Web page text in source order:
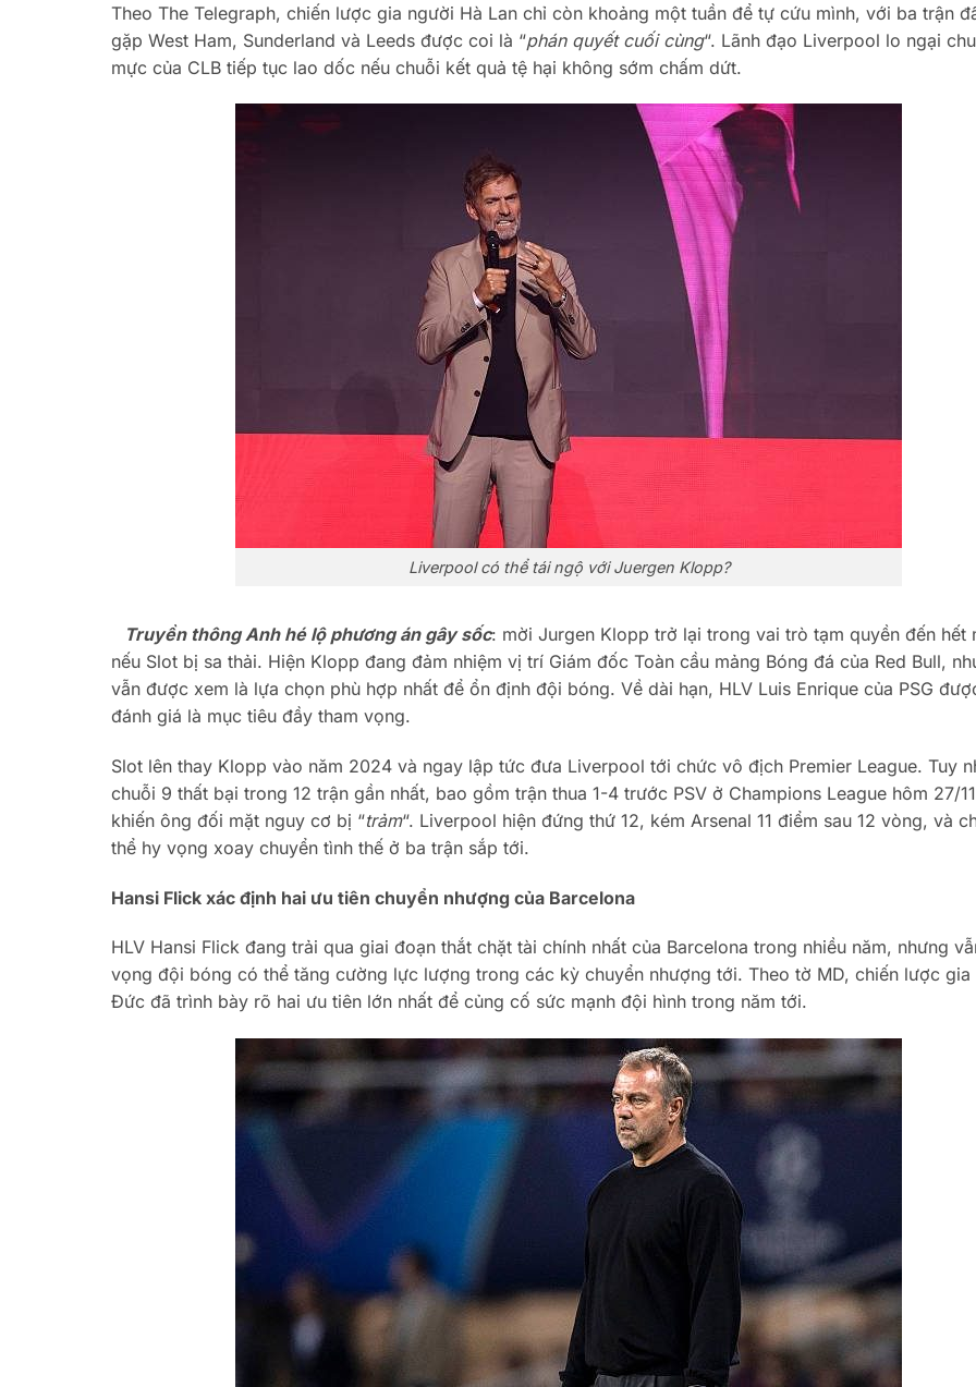
Theo The Telegraph, chiến lược gia người Hà Lan chỉ còn khoảng một tuần để tự cứu mình, với ba trận
gặp West Ham, Sunderland và Leeds được coi là “phán quyết cuối cùng“. Lãnh đạo Liverpool lo ngại
mực của CLB tiếp tục lao dốc nếu chuỗi kết quả tệ hại không sớm chấm dứt.
Liverpool có thể tái ngộ với Juergen Klopp?
Truyền thông Anh hé lộ phương án gây sốc: mời Jurgen Klopp trở lại trong vai trò tạm quyền đến hết
nếu Slot bị sa thải. Hiện Klopp đang đảm nhiệm vị trí Giám đốc Toàn cầu mảng Bóng đá của Red Bull,
vẫn được xem là lựa chọn phù hợp nhất để ổn định đội bóng. Về dài hạn, HLV Luis Enrique của PSG
đánh giá là mục tiêu đầy tham vọng.
Slot lên thay Klopp vào năm 2024 và ngay lập tức đưa Liverpool tới chức vô địch Premier League. Tuy
chuỗi 9 thất bại trong 12 trận gần nhất, bao gồm trận thua 1-4 trước PSV ở Champions League hôm 27/
khiến ông đối mặt nguy cơ bị “trảm“. Liverpool hiện đứng thứ 12, kém Arsenal 11 điểm sau 12 vòng, và
thể hy vọng xoay chuyển tình thế ở ba trận sắp tới.
Hansi Flick xác định hai ưu tiên chuyển nhượng của Barcelona
HLV Hansi Flick đang trải qua giai đoạn thắt chặt tài chính nhất của Barcelona trong nhiều năm, nhưng
vọng đội bóng có thể tăng cường lực lượng trong các kỳ chuyển nhượng tới. Theo tờ MD, chiến lược gia
Đức đã trình bày rõ hai ưu tiên lớn nhất để củng cố sức mạnh đội hình trong năm tới.